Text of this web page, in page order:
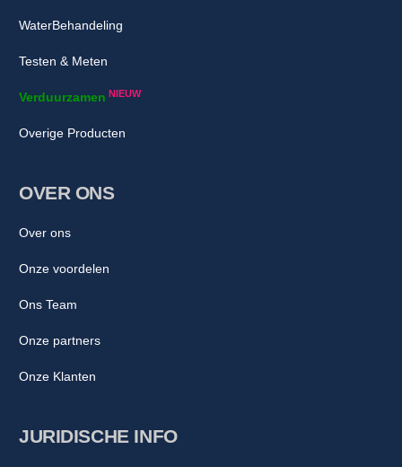
WaterBehandeling
Testen & Meten
Verduurzamen NIEUW
Overige Producten
OVER ONS
Over ons
Onze voordelen
Ons Team
Onze partners
Onze Klanten
JURIDISCHE INFO